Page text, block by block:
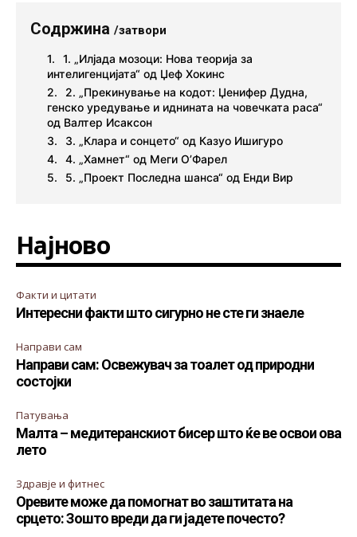
Содржина /затвори
1. „Илјада мозоци: Нова теорија за
интелигенцијата“ од Џеф Хокинс
2. „Прекинување на кодот: Џенифер Дудна,
генско уредување и иднината на човечката раса“
од Валтер Исаксон
3. „Клара и сонцето“ од Казуо Ишигуро
4. „Хамнет“ од Меги О’Фарел
5. „Проект Последна шанса“ од Енди Вир
Најново
Факти и цитати
Интересни факти што сигурно не сте ги знаеле
Направи сам
Направи сам: Освежувач за тоалет од природни
состојки
Патувања
Малта – медитеранскиот бисер што ќе ве освои ова
лето
Здравје и фитнес
Оревите може да помогнат во заштитата на
срцето: Зошто вреди да ги јадете почесто?